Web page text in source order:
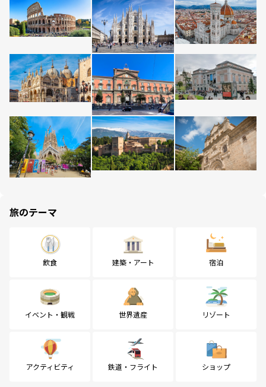
旅のテーマ
飲食 建築・アート 宿泊
イベント・観戦 世界遺産 リゾート
アクティビティ 鉄道・フライト ショップ